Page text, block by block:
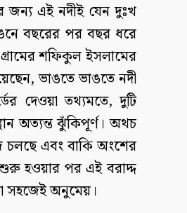
জন্য এই নদীই যেন দুঃখ
বছরের পর বছর ধরে
শফিকুল ইসলামের
ভাঙতে ভাঙতে নদী
দেওয়া তথ্যমতে, দুটি
অত্যন্ত ঝুঁকিপূর্ণ। অথচ
চলছে এবং বাকি অংশের
হওয়ার পর এই বরাদ্দ
সহজেই অনুমেয়।